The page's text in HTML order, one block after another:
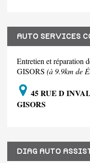
AUTO SERVICES
Entretien et réparation
GISORS (à 9.9km de
45 RUE D
GISORS
DIAG AUTO